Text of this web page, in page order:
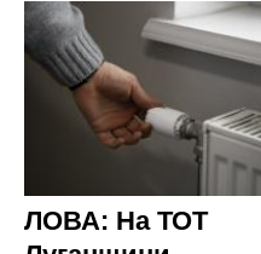
ЛОВА: На ТОТ